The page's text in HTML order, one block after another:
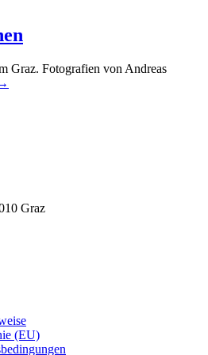
Graz. Fotografien von Andreas
Graz
(EU)